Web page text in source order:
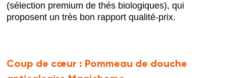
(sélection premium de thés biologiques), qui
proposent un très bon rapport qualité-prix.
Coup de cœur : Pommeau de douche